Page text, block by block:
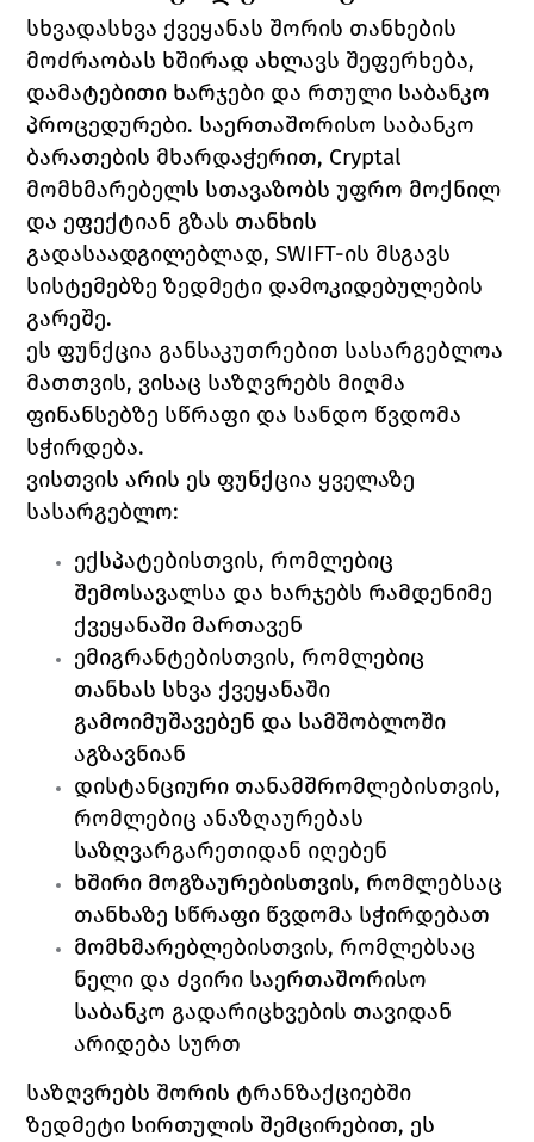
სხვადასხვა ქვეყანას შორის თანხების
მოძრაობას ხშირად ახლავს შეფერხება,
დამატებითი ხარჯები და რთული საბანკო
პროცედურები. საერთაშორისო საბანკო
ბარათების მხარდაჭერით, Cryptal
მომხმარებელს სთავაზობს უფრო მოქნილ
და ეფექტიან გზას თანხის
გადასაადგილებლად, SWIFT-ის მსგავს
სისტემებზე ზედმეტი დამოკიდებულების
გარეშე.
ეს ფუნქცია განსაკუთრებით სასარგებლოა
მათთვის, ვისაც საზღვრებს მიღმა
ფინანსებზე სწრაფი და სანდო წვდომა
სჭირდება.
ვისთვის არის ეს ფუნქცია ყველაზე
სასარგებლო:
ექსპატებისთვის, რომლებიც
შემოსავალსა და ხარჯებს რამდენიმე
ქვეყანაში მართავენ
ემიგრანტებისთვის, რომლებიც
თანხას სხვა ქვეყანაში
გამოიმუშავებენ და სამშობლოში
აგზავნიან
დისტანციური თანამშრომლებისთვის,
რომლებიც ანაზღაურებას
საზღვარგარეთიდან იღებენ
ხშირი მოგზაურებისთვის, რომლებსაც
თანხაზე სწრაფი წვდომა სჭირდებათ
მომხმარებლებისთვის, რომლებსაც
ნელი და ძვირი საერთაშორისო
საბანკო გადარიცხვების თავიდან
არიდება სურთ
საზღვრებს შორის ტრანზაქციებში
ზედმეტი სირთულის შემცირებით, ეს